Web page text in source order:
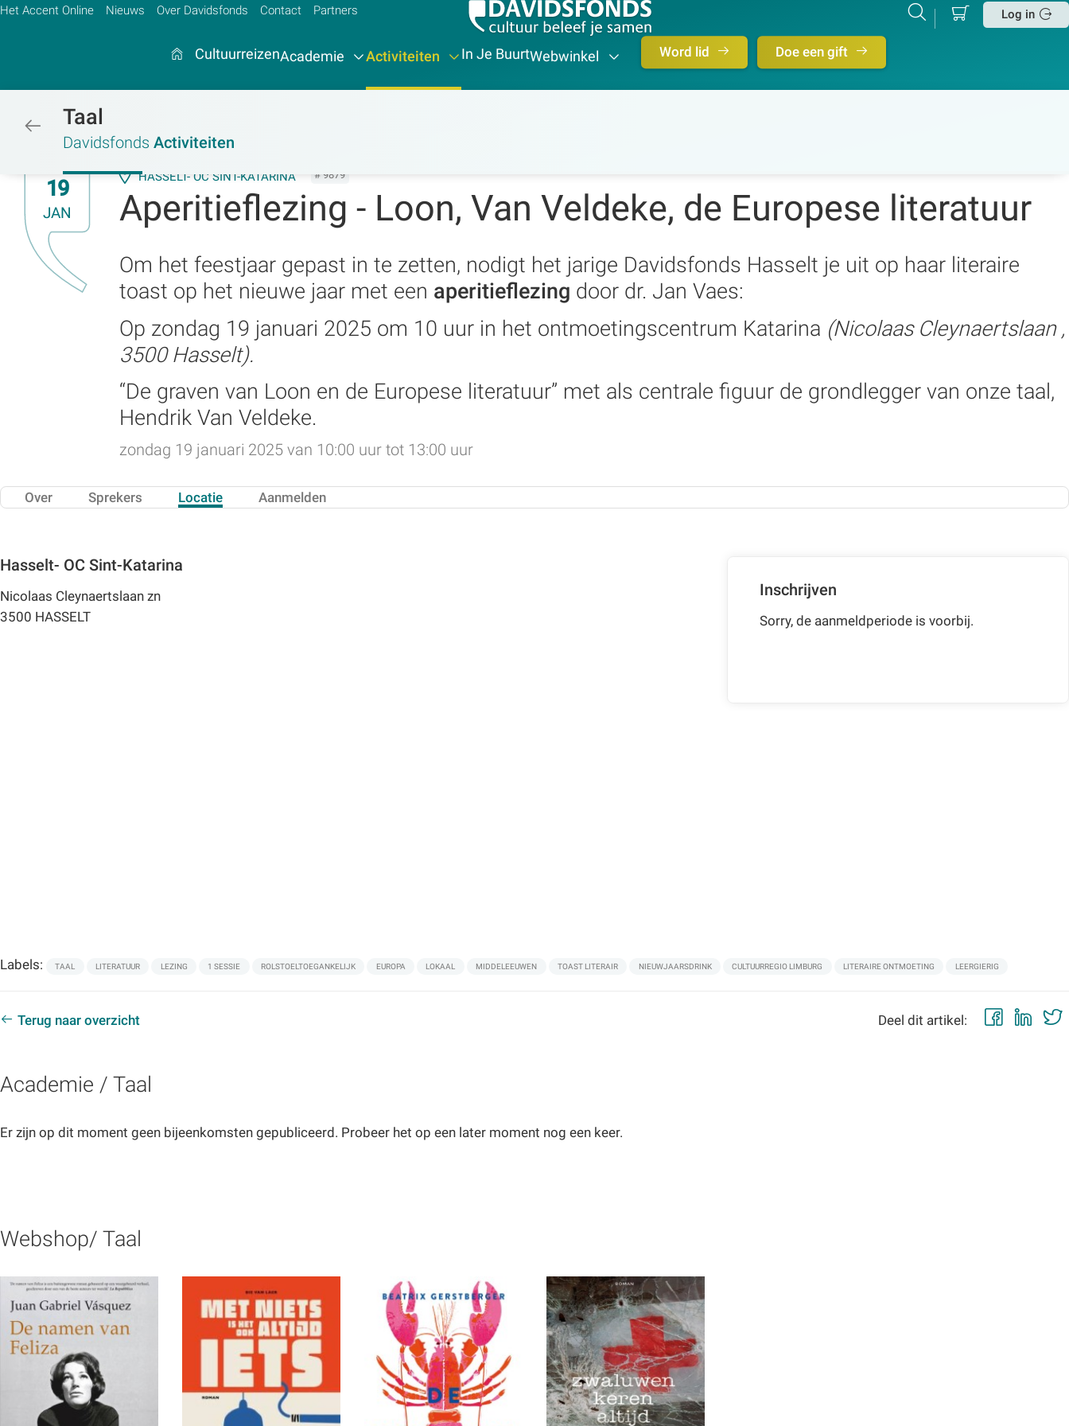
Het Accent Online Nieuws Over Davidsfonds Contact Partners Zoeken
Mijn
winkelmand
BetalenLog in
CultuurreizenAcademie Activiteiten In Je BuurtWebwinkel Word lid Doe een gift
/activiteiten
Taal
Davidsfonds Activiteiten
19
JAN
HASSELT- OC SINT-KATARINA # 9879
Aperitieflezing - Loon, Van Veldeke, de Europese literatuur
Om het feestjaar gepast in te zetten, nodigt het jarige Davidsfonds Hasselt je uit op haar literaire
toast op het nieuwe jaar met een aperitieflezing door dr. Jan Vaes:
Op zondag 19 januari 2025 om 10 uur in het ontmoetingscentrum Katarina (Nicolaas Cleynaertslaan ,
3500 Hasselt).
“De graven van Loon en de Europese literatuur” met als centrale figuur de grondlegger van onze taal,
Hendrik Van Veldeke.
zondag 19 januari 2025 van 10:00 uur tot 13:00 uur
Over Sprekers Locatie Aanmelden
Hasselt- OC Sint-Katarina
Nicolaas Cleynaertslaan zn
3500 HASSELT
Inschrijven
Sorry, de aanmeldperiode is voorbij.
Labels: TAAL LITERATUUR LEZING 1 SESSIE ROLSTOELTOEGANKELIJK EUROPA LOKAAL MIDDELEEUWEN TOAST LITERAIR NIEUWJAARSDRINK CULTUURREGIO LIMBURG LITERAIRE ONTMOETING LEERGIERIG
Terug naar overzicht Deel dit artikel:
Academie / Taal
Er zijn op dit moment geen bijeenkomsten gepubliceerd. Probeer het op een later moment nog een keer.
Webshop/ Taal
Zoek:
Zoeken